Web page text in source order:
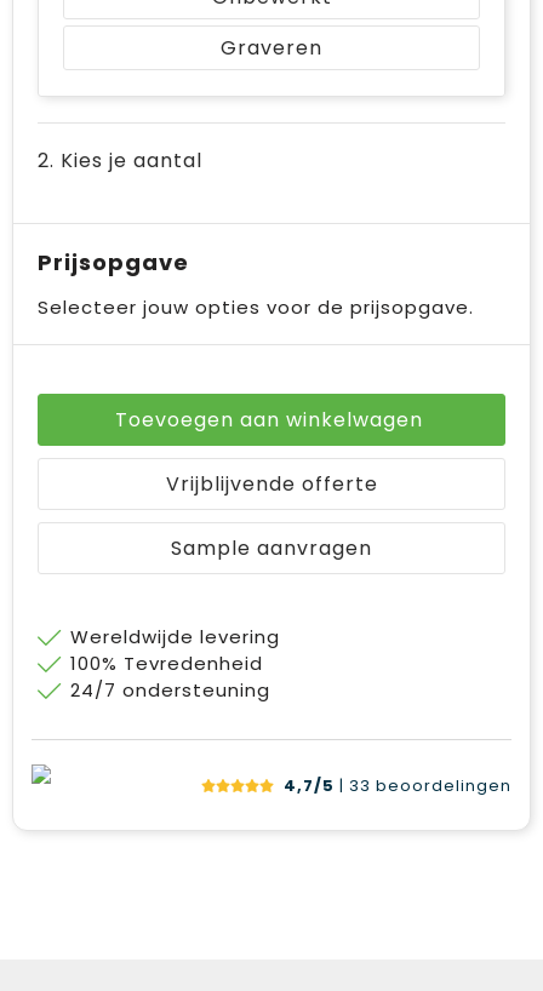
Bodywarmers
Ondergoed en Sokken
Ademhalingsbescherming
Jute tassen
Laptop hoezen en tassen
Schoudertassen
Graveren
2. Kies je aantal
Prijsopgave
Selecteer jouw opties voor de prijsopgave.
Toevoegen aan winkelwagen
Vrijblijvende offerte
Sample aanvragen
Wereldwijde levering
100% Tevredenheid
24/7 ondersteuning
4,7/5 | 33 beoordelingen